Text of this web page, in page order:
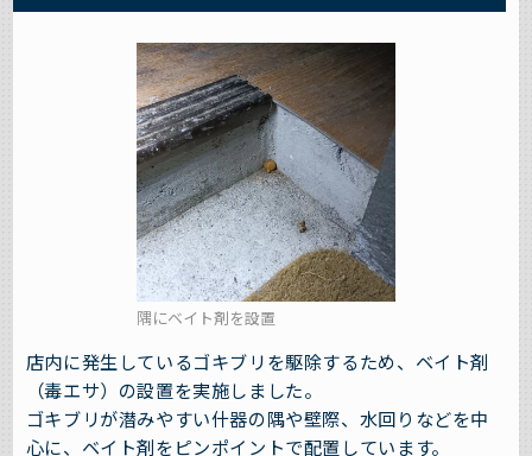
隅にベイト剤を設置
店内に発生しているゴキブリを駆除するため、ベイト剤
（毒エサ）の設置を実施しました。
ゴキブリが潜みやすい什器の隅や壁際、水回りなどを中
心に、ベイト剤をピンポイントで配置しています。